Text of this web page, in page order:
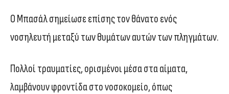
Ο Μπασάλ σημείωσε επίσης τον θάνατο ενός
νοσηλευτή μεταξύ των θυμάτων αυτών των πληγμάτων.
Πολλοί τραυματίες, ορισμένοι μέσα στα αίματα,
λαμβάνουν φροντίδα στο νοσοκομείο, όπως